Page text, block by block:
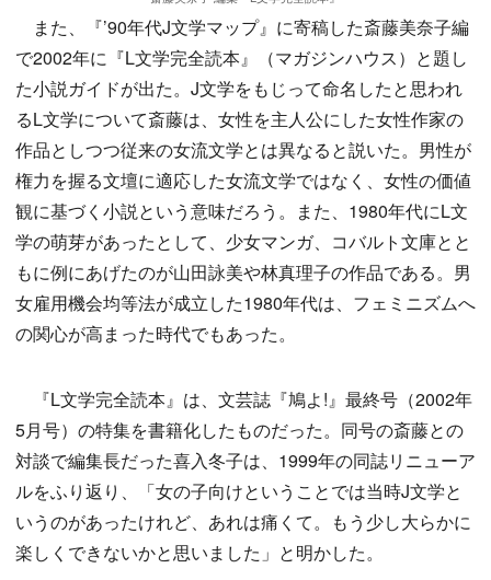
また、『’90年代J文学マップ』に寄稿した斎藤美奈子編
で2002年に『L文学完全読本』（マガジンハウス）と題し
た小説ガイドが出た。J文学をもじって命名したと思われ
るL文学について斎藤は、女性を主人公にした女性作家の
作品としつつ従来の女流文学とは異なると説いた。男性が
権力を握る文壇に適応した女流文学ではなく、女性の価値
観に基づく小説という意味だろう。また、1980年代にL文
学の萌芽があったとして、少女マンガ、コバルト文庫とと
もに例にあげたのが山田詠美や林真理子の作品である。男
女雇用機会均等法が成立した1980年代は、フェミニズムへ
の関心が高まった時代でもあった。
『L文学完全読本』は、文芸誌『鳩よ!』最終号（2002年
5月号）の特集を書籍化したものだった。同号の斎藤との
対談で編集長だった喜入冬子は、1999年の同誌リニューア
ルをふり返り、「女の子向けということでは当時J文学と
いうのがあったけれど、あれは痛くて。もう少し大らかに
楽しくできないかと思いました」と明かした。